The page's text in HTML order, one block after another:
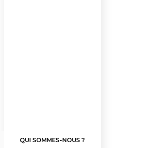
QUI SOMMES-NOUS ?